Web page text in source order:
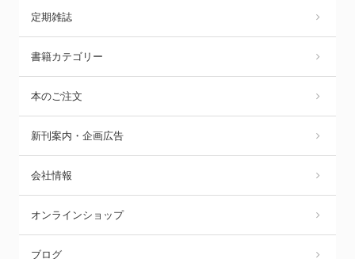
定期雑誌
書籍カテゴリー
本のご注文
新刊案内・企画広告
会社情報
オンラインショップ
ブログ